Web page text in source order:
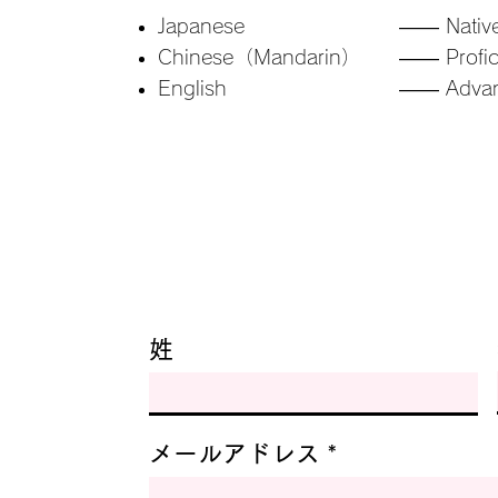
Japanese
Chinese（Mandarin）
English
​——
​——​
​——
姓
メールアドレス